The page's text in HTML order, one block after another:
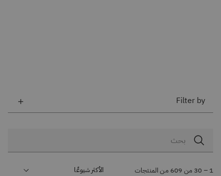
Filter by
1 – ‏30 من 609 من المنتجات